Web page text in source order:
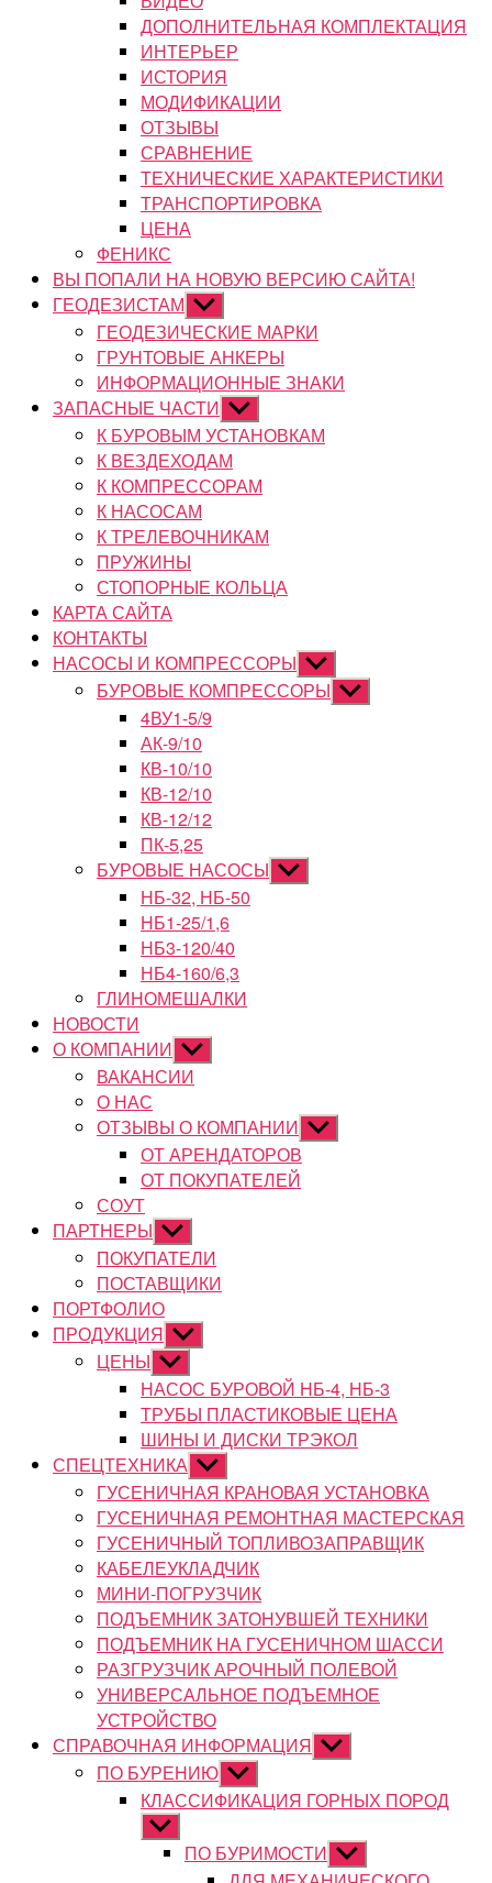
ДОПОЛНИТЕЛЬНАЯ КОМПЛЕКТАЦИЯ
ИНТЕРЬЕР
ИСТОРИЯ
МОДИФИКАЦИИ
ОТЗЫВЫ
СРАВНЕНИЕ
ТЕХНИЧЕСКИЕ ХАРАКТЕРИСТИКИ
ТРАНСПОРТИРОВКА
ЦЕНА
ФЕНИКС
ВЫ ПОПАЛИ НА НОВУЮ ВЕРСИЮ САЙТА!
ГЕОДЕЗИСТАМ Показывать
подменю
ГЕОДЕЗИЧЕСКИЕ МАРКИ
ГРУНТОВЫЕ АНКЕРЫ
ИНФОРМАЦИОННЫЕ ЗНАКИ
ЗАПАСНЫЕ ЧАСТИ Показывать
подменю
К БУРОВЫМ УСТАНОВКАМ
К ВЕЗДЕХОДАМ
К КОМПРЕССОРАМ
К НАСОСАМ
К ТРЕЛЕВОЧНИКАМ
ПРУЖИНЫ
СТОПОРНЫЕ КОЛЬЦА
КАРТА САЙТА
КОНТАКТЫ
НАСОСЫ И КОМПРЕССОРЫ Показывать
подменю
БУРОВЫЕ КОМПРЕССОРЫ Показывать
подменю
4ВУ1-5/9
АК-9/10
КВ-10/10
КВ-12/10
КВ-12/12
ПК-5,25
БУРОВЫЕ НАСОСЫ Показывать
подменю
НБ-32, НБ-50
НБ1-25/1,6
НБ3-120/40
НБ4-160/6,3
ГЛИНОМЕШАЛКИ
НОВОСТИ
О КОМПАНИИ Показывать
подменю
ВАКАНСИИ
О НАС
ОТЗЫВЫ О КОМПАНИИ Показывать
подменю
ОТ АРЕНДАТОРОВ
ОТ ПОКУПАТЕЛЕЙ
СОУТ
ПАРТНЕРЫ Показывать
подменю
ПОКУПАТЕЛИ
ПОСТАВЩИКИ
ПОРТФОЛИО
ПРОДУКЦИЯ Показывать
подменю
ЦЕНЫ Показывать
подменю
НАСОС БУРОВОЙ НБ-4, НБ-3
ТРУБЫ ПЛАСТИКОВЫЕ ЦЕНА
ШИНЫ И ДИСКИ ТРЭКОЛ
СПЕЦТЕХНИКА Показывать
подменю
ГУСЕНИЧНАЯ КРАНОВАЯ УСТАНОВКА
ГУСЕНИЧНАЯ РЕМОНТНАЯ МАСТЕРСКАЯ
ГУСЕНИЧНЫЙ ТОПЛИВОЗАПРАВЩИК
КАБЕЛЕУКЛАДЧИК
МИНИ-ПОГРУЗЧИК
ПОДЪЕМНИК ЗАТОНУВШЕЙ ТЕХНИКИ
ПОДЪЕМНИК НА ГУСЕНИЧНОМ ШАССИ
РАЗГРУЗЧИК АРОЧНЫЙ ПОЛЕВОЙ
УНИВЕРСАЛЬНОЕ ПОДЪЕМНОЕ
УСТРОЙСТВО
СПРАВОЧНАЯ ИНФОРМАЦИЯ Показывать
подменю
ПО БУРЕНИЮ Показывать
подменю
КЛАССИФИКАЦИЯ ГОРНЫХ ПОРОД
Показывать
подменюПО БУРИМОСТИ Показывать
подменю